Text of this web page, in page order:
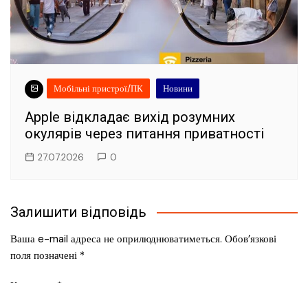
Мобільні пристрої/ПК Новини
Apple відкладає вихід розумних
окулярів через питання приватності
27.07.2026 0
Залишити відповідь
Ваша e-mail адреса не оприлюднюватиметься. Обов’язкові
поля позначені *